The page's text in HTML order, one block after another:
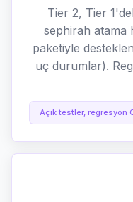
Tier 2, Tier
sephirah atama
paketiyle
uç durumlar).
Açık testler, regresyon